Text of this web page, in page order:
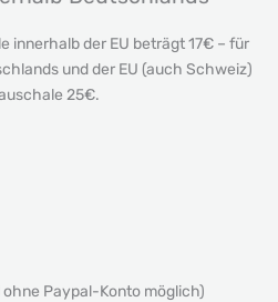
innerhalb der EU beträgt 17€ – für
und der EU (auch Schweiz)
25€.
Paypal-Konto möglich)